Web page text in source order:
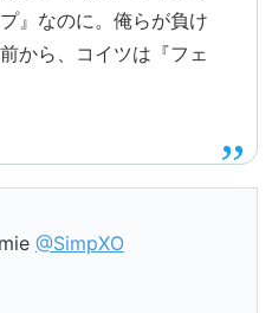
』なのに。俺らが負け
から、コイツは『フェ
@SimpXO